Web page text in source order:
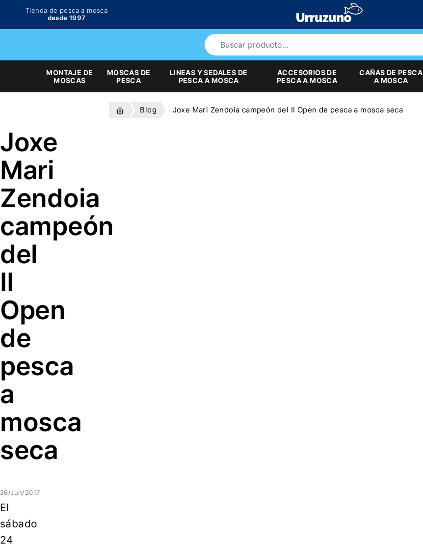
Tienda de pesca a mosca
desde 1997
MONTAJE DE
MOSCAS
MOSCAS DE
PESCA
LINEAS Y SEDALES DE
PESCA A MOSCA
ACCESORIOS DE
PESCA A MOSCA
CAÑAS DE PESCA
A MOSCA
Blog Joxe Mari Zendoia campeón del II Open de pesca a mosca seca
Joxe
Mari
Zendoia
campeón
del
II
Open
de
pesca
a
mosca
seca
26/Jun/2017
El
sábado
24